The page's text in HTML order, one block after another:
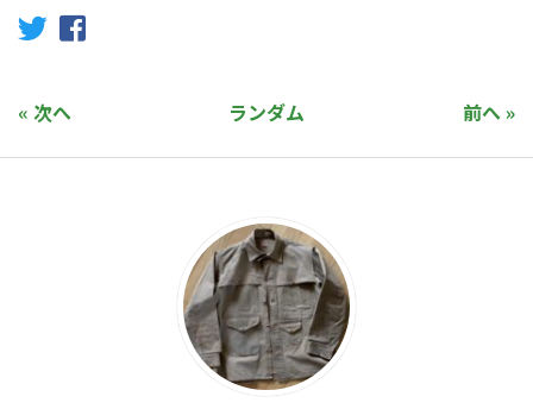
« 次へ 前へ »
ランダム